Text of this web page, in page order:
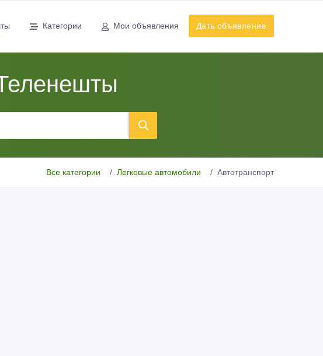
Категории Мои объявления Дать объявление
Все категории Легковые автомобили Автотранспорт